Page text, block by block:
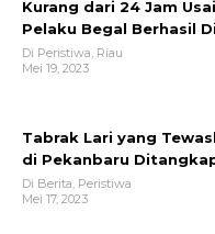
Kurang dari 24 Jam
Pelaku Begal Berhasil
Satreskrim Polres
Di Peristiwa, Riau
Mei 19, 2023
Tabrak Lari yang
di Pekanbaru
Di Berita, Peristiwa
Mei 17, 2023